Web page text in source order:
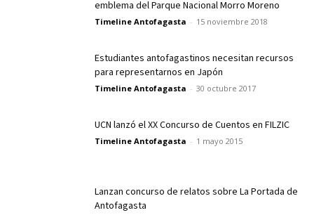
emblema del Parque Nacional Morro Moreno
Timeline Antofagasta - 15 noviembre 2018
Estudiantes antofagastinos necesitan recursos
para representarnos en Japón
Timeline Antofagasta - 30 octubre 2017
UCN lanzó el XX Concurso de Cuentos en FILZIC
Timeline Antofagasta - 1 mayo 2015
Lanzan concurso de relatos sobre La Portada de
Antofagasta